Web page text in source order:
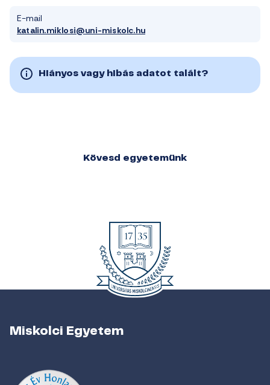
E-mail
katalin.miklosi@uni-miskolc.hu
Hiányos vagy hibás adatot talált?
Kövesd egyetemünk
Miskolci Egyetem